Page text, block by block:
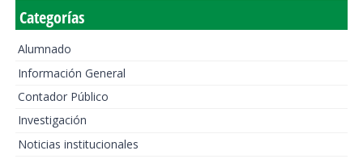
Categorías
Alumnado
Información General
Contador Público
Investigación
Noticias institucionales